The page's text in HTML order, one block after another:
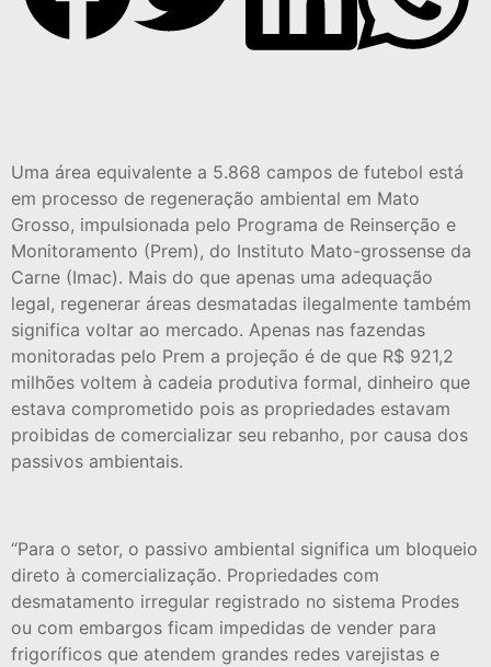
Uma área equivalente a 5.868 campos de futebol está
em processo de regeneração ambiental em Mato
Grosso, impulsionada pelo Programa de Reinserção e
Monitoramento (Prem), do Instituto Mato-grossense da
Carne (Imac). Mais do que apenas uma adequação
legal, regenerar áreas desmatadas ilegalmente também
significa voltar ao mercado. Apenas nas fazendas
monitoradas pelo Prem a projeção é de que R$ 921,2
milhões voltem à cadeia produtiva formal, dinheiro que
estava comprometido pois as propriedades estavam
proibidas de comercializar seu rebanho, por causa dos
passivos ambientais.
“Para o setor, o passivo ambiental significa um bloqueio
direto à comercialização. Propriedades com
desmatamento irregular registrado no sistema Prodes
ou com embargos ficam impedidas de vender para
frigoríficos que atendem grandes redes varejistas e